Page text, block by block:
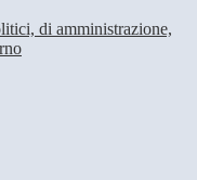
di amministrazione,